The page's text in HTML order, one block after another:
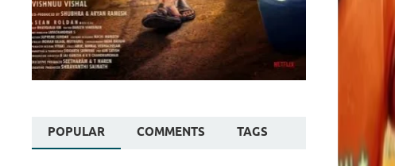
POPULAR COMMENTS TAGS